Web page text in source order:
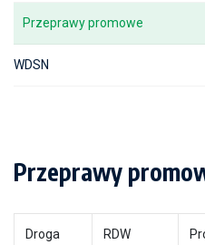
Przeprawy promowe
WDSN
Przeprawy
Droga
RDW